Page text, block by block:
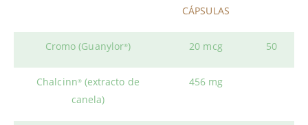
CÁPSULAS
Cromo (Guanylor®) 20 mcg 50
Chalcinn®(extracto de
canela)
456 mg